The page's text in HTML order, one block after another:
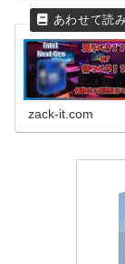
zack-it.com